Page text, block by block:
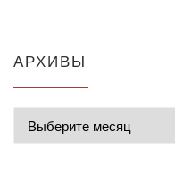
АРХИВЫ